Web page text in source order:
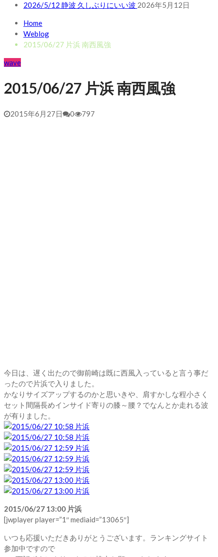
2026/5/12 静波 久しぶりにいい波 2026年5月12日
Home
Weblog
2015/06/27 片浜 南西風強
wave
2015/06/27 片浜 南西風強
2015年6月27日 0 797
今日は、遅く出たので御前崎は既に西風入っていると言う事だ
ったので片浜で入りました。
かなりサイズアップするのかと思いきや、肩すかしな程小さく
セット間隔長めインサイド寄りの膝～腰？でなんとか走れる波
が有りました。
2015/06/27 13:00 片浜
[jwplayer player=”1″ mediaid=”13065″]
いつも応援いただきありがとうございます。ランキングサイト
参加中ですので